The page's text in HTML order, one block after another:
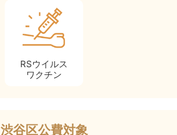
RSウイルス
ワクチン
渋谷区公費対象